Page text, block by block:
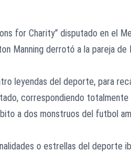
for Charity” disputado en el
Manning derrotó a la pareja
leyendas del deporte, para
correspondiendo totalmente
a dos monstruos del futbol
o estrellas del deporte